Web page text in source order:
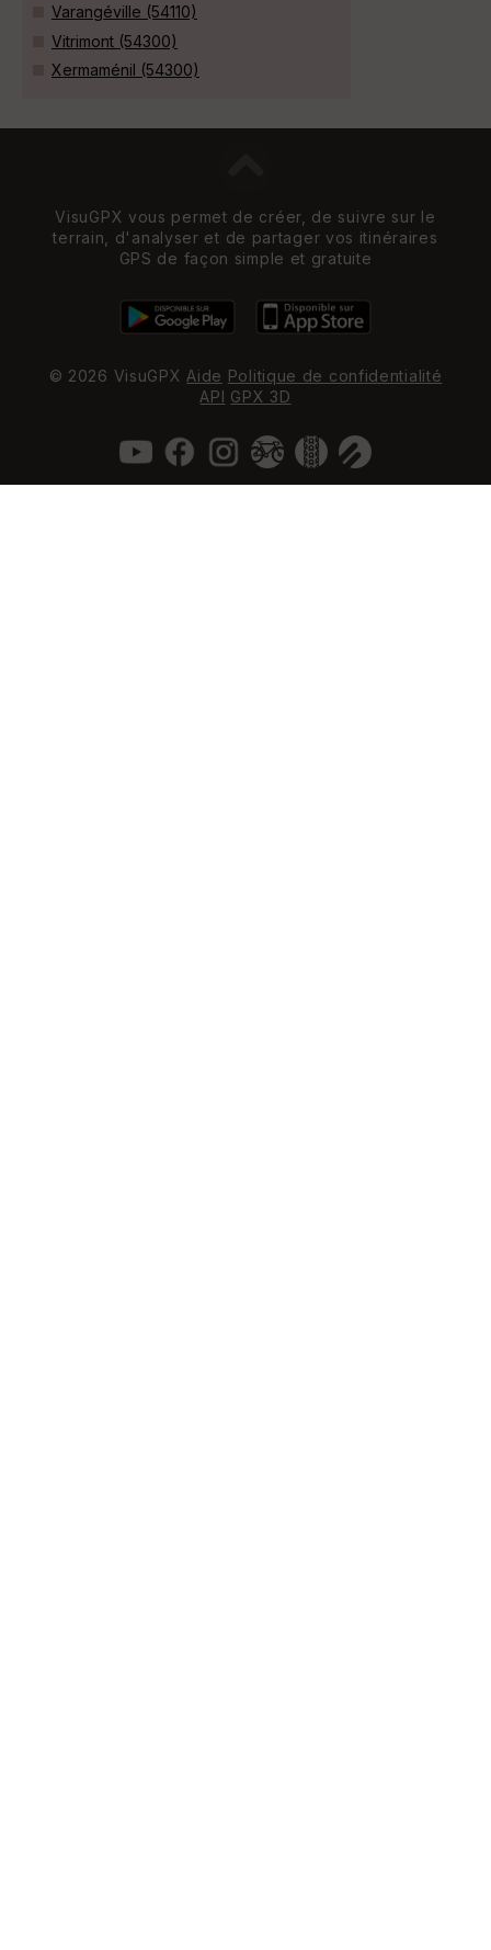
Varangéville (54110)
Vitrimont (54300)
Xermaménil (54300)
VisuGPX vous permet de créer, de suivre sur le
terrain, d'analyser et de partager vos itinéraires
GPS de façon simple et gratuite
© 2026 VisuGPX Aide Politique de confidentialité
API GPX 3D